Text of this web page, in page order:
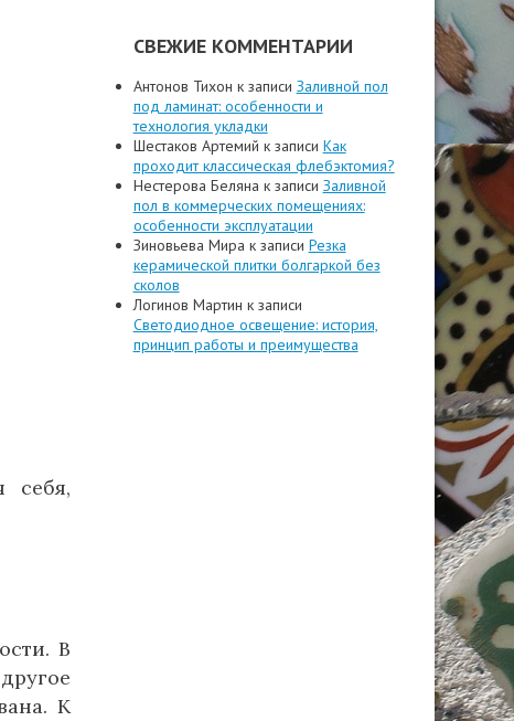
себя,
В
К
СВЕЖИЕ КОММЕНТАРИИ
Антонов Тихон к записи Заливной пол
под ламинат: особенности и
технология укладки
Шестаков Артемий к записи Как
проходит классическая флебэктомия?
Нестерова Беляна к записи Заливной
пол в коммерческих помещениях:
особенности эксплуатации
Зиновьева Мира к записи Резка
керамической плитки болгаркой без
сколов
Логинов Мартин к записи
Светодиодное освещение: история,
принцип работы и преимущества